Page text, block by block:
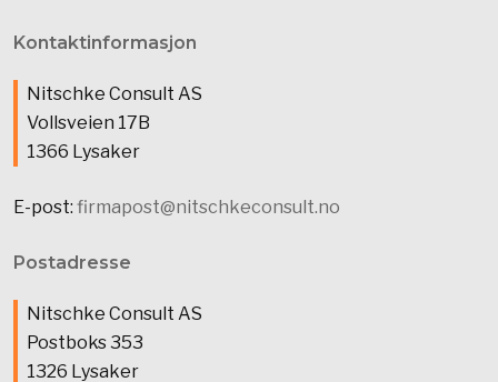
Kontaktinformasjon
Nitschke Consult AS
Vollsveien 17B
1366 Lysaker
E-post: firmapost@nitschkeconsult.no
Postadresse
Nitschke Consult AS
Postboks 353
1326 Lysaker